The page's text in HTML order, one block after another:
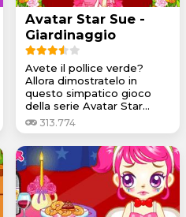
Avatar Star Sue -
Giardinaggio
Avete il pollice verde?
Allora dimostratelo in
questo simpatico gioco
della serie Avatar Star...
313.774